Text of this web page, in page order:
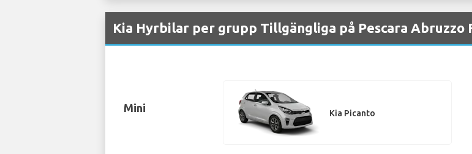
Kia Hyrbilar per grupp Tillgängliga på Pescara Abruzzo
Mini Kia Picanto